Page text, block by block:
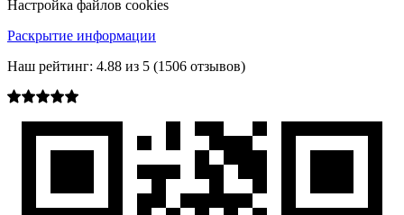
Настройка файлов cookies
Раскрытие информации
Наш рейтинг: 4.88 из 5 (1506 отзывов)